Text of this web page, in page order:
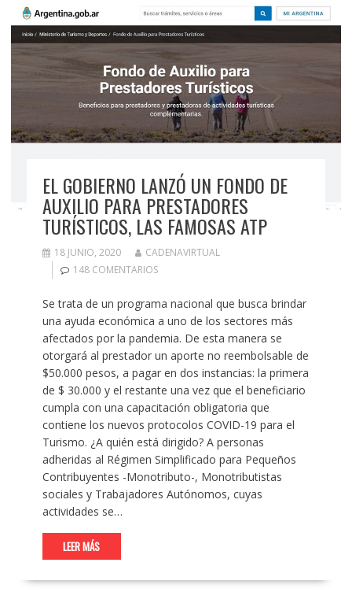
EL GOBIERNO LANZÓ UN FONDO DE
AUXILIO PARA PRESTADORES
TURÍSTICOS, LAS FAMOSAS ATP
18 JUNIO, 2020
CADENAVIRTUAL
148 COMENTARIOS
Se trata de un programa nacional que busca brindar
una ayuda económica a uno de los sectores más
afectados por la pandemia. De esta manera se
otorgará al prestador un aporte no reembolsable de
$50.000 pesos, a pagar en dos instancias: la primera
de $ 30.000 y el restante una vez que el beneficiario
cumpla con una capacitación obligatoria que
contiene los nuevos protocolos COVID-19 para el
Turismo. ¿A quién está dirigido? A personas
adheridas al Régimen Simplificado para Pequeños
Contribuyentes -Monotributo-, Monotributistas
sociales y Trabajadores Autónomos, cuyas
actividades se…
LEER MÁS